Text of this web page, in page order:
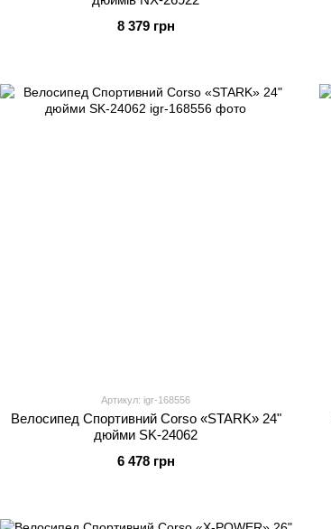
8 379 грн
Артикул: igr-168556
Велосипед Спортивний Corso «STARK» 24"
дюйми SK-24062
6 478 грн